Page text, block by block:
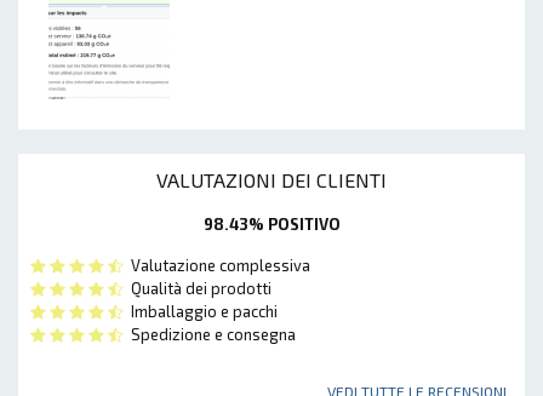
VALUTAZIONI DEI CLIENTI
98.43% POSITIVO
Valutazione complessiva
Qualità dei prodotti
Imballaggio e pacchi
Spedizione e consegna
VEDI TUTTE LE RECENSIONI